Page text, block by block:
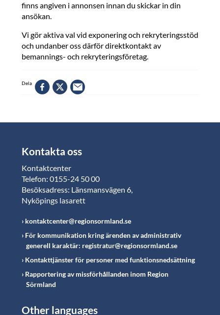
finns angiven i annonsen innan du skickar in din
ansökan.
Vi gör aktiva val vid exponering och rekryteringsstöd
och undanber oss därför direktkontakt av
bemannings- och rekryteringsföretag.
Dela
Kontakta oss
Kontaktcenter
Telefon: 0155-24 50 00
Besöksadress: Länsmansvägen 6,
Nyköpings lasarett
kontaktcenter@regionsormland.se
För kommunikation kring ärenden av administrativ
generell karaktär: registratur@regionsormland.se
Kontakttjänster för personer med funktionsnedsättning
Rapportering av missförhållanden inom Region
Sörmland
Other languages